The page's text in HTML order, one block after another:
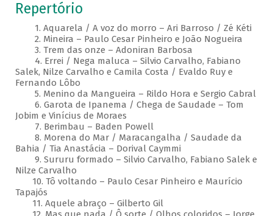
Repertório
1. Aquarela / A voz do morro – Ari Barroso / Zé Kéti
2. Mineira – Paulo Cesar Pinheiro e João Nogueira
3. Trem das onze – Adoniran Barbosa
4. Errei / Nega maluca – Silvio Carvalho, Fabiano
Salek, Nilze Carvalho e Camila Costa / Evaldo Ruy e
Fernando Lôbo
5. Menino da Mangueira – Rildo Hora e Sergio Cabral
6. Garota de Ipanema / Chega de Saudade – Tom
Jobim e Vinícius de Moraes
7. Berimbau – Baden Powell
8. Morena do Mar / Maracangalha / Saudade da
Bahia / Tia Anastácia – Dorival Caymmi
9. Sururu formado – Silvio Carvalho, Fabiano Salek e
Nilze Carvalho
10. Tô voltando – Paulo Cesar Pinheiro e Maurício
Tapajós
11. Aquele abraço – Gilberto Gil